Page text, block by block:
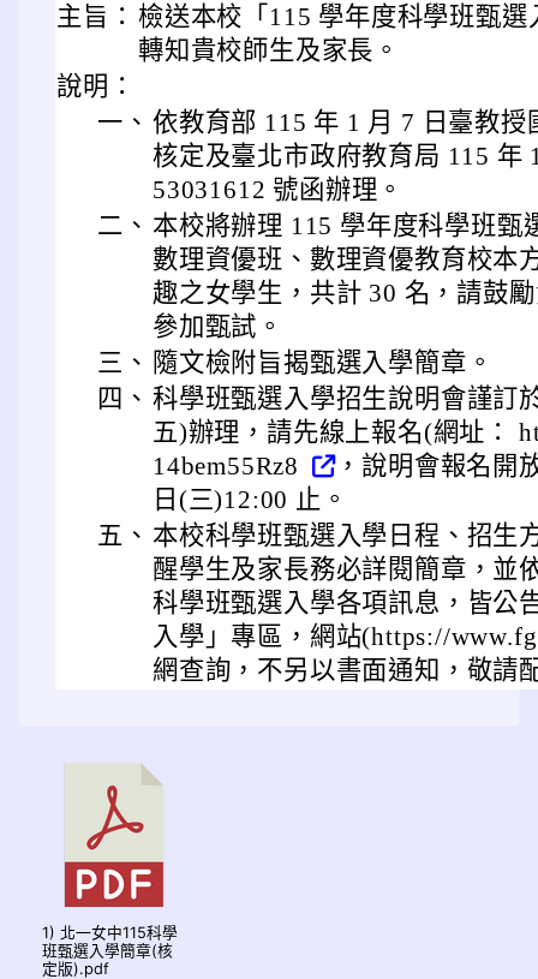
主旨： 檢送本校「115 學年度科學班甄
轉知貴校師生及家長。
說明：
一、 依教育部 115 年 1 月 7 日臺教授
核定及臺北市政府教育局 115 年
53031612 號函辦理。
二、 本校將辦理 115 學年度科學班甄
數理資優班、數理資優教育校本
趣之女學生，共計 30 名，請鼓
參加甄試。
三、 隨文檢附旨揭甄選入學簡章。
四、 科學班甄選入學招生說明會謹訂
五)辦理，請先線上報名(網址：
14bem55Rz8
，說明會報名開
日(三)12:00 止。
五、 本校科學班甄選入學日程、招生
醒學生及家長務必詳閱簡章，並
科學班甄選入學各項訊息，皆公
入學」專區，網站(https://
網查詢，不另以書面通知，敬請
1) 北一女中115科學
班甄選入學簡章(核
定版).pdf